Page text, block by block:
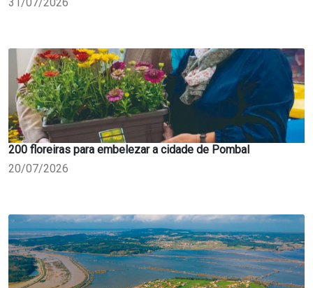
31/07/2026
200 floreiras para embelezar a cidade de Pombal
20/07/2026